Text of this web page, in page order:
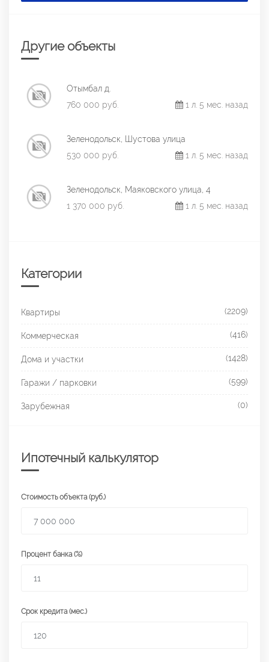
Другие объекты
Отымбал д.
760 000 руб.
1 л. 5 мес. назад
Зеленодольск, Шустова улица
530 000 руб.
1 л. 5 мес. назад
Зеленодольск, Маяковского улица, 4
1 370 000 руб.
1 л. 5 мес. назад
Категории
Квартиры (2209)
Коммерческая (416)
Дома и участки (1428)
Гаражи / парковки (599)
Зарубежная (0)
Ипотечный калькулятор
Стоимость объекта (руб.)
Процент банка (%)
Срок кредита (мес.)